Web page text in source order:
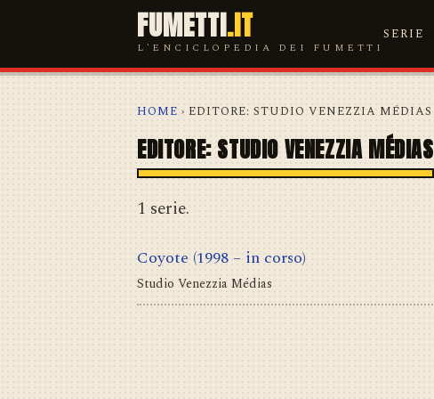
FUMETTI.IT
L'ENCICLOPEDIA DEI FUMETTI
SERIE
HOME › EDITORE: STUDIO VENEZZIA MÉDIAS
EDITORE: STUDIO VENEZZIA MÉDIAS
1 serie.
Coyote (1998 – in corso)
Studio Venezzia Médias